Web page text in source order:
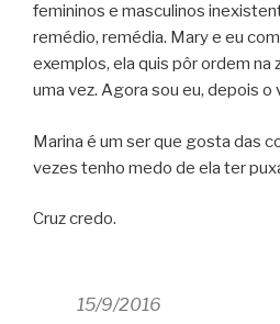
femininos e masculinos
remédio, remédia. Mary e eu
exemplos, ela quis pôr ordem na
uma vez. Agora sou eu, depois o
Marina é um ser que gosta das
vezes tenho medo de ela ter
Cruz credo.
15/9/2016